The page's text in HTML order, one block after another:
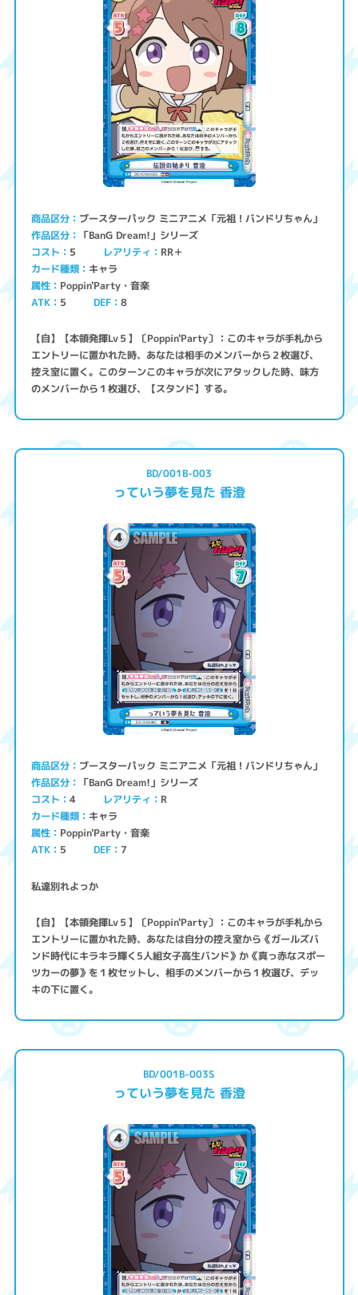
商品区分 ブースターパック ミニアニメ「元祖！バンドリちゃん」
作品区分 「BanG Dream!」シリーズ
コスト 5 レアリティ RR＋
カード種類 キャラ
属性 Poppin'Party・音楽
ATK 5 DEF 8
【自】【本領発揮Lv５】〔Poppin'Party〕：このキャラが手札から
エントリーに置かれた時、あなたは相手のメンバーから２枚選び、
控え室に置く。このターンこのキャラが次にアタックした時、味方
のメンバーから１枚選び、【スタンド】する。
BD/001B-003
っていう夢を見た 香澄
商品区分 ブースターパック ミニアニメ「元祖！バンドリちゃん」
作品区分 「BanG Dream!」シリーズ
コスト 4 レアリティ R
カード種類 キャラ
属性 Poppin'Party・音楽
ATK 5 DEF 7
私達別れよっか
【自】【本領発揮Lv５】〔Poppin'Party〕：このキャラが手札から
エントリーに置かれた時、あなたは自分の控え室から《ガールズバ
ンド時代にキラキラ輝く5人組女子高生バンド》か《真っ赤なスポー
ツカーの夢》を１枚セットし、相手のメンバーから１枚選び、デッ
キの下に置く。
BD/001B-003S
っていう夢を見た 香澄